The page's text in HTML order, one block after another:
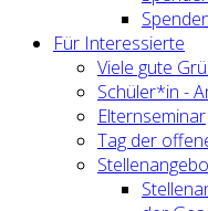
Für Interessierte
Viele gute
Schüler*in -
Elternseminar
Tag der